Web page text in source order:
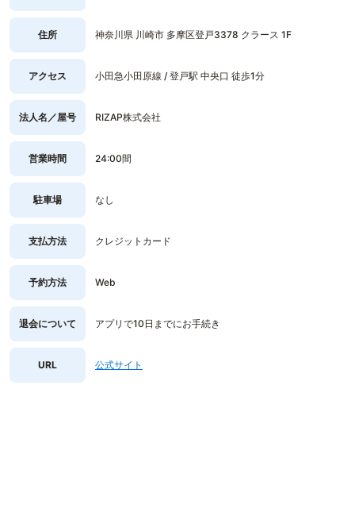
住所 神奈川県 川崎市 多摩区登戸3378 クラース 1F
アクセス 小田急小田原線 / 登戸駅 中央口 徒歩1分
法人名／屋号 RIZAP株式会社
営業時間 24:00間
駐車場 なし
支払方法 クレジットカード
予約方法 Web
退会について アプリで10日までにお手続き
URL 公式サイト